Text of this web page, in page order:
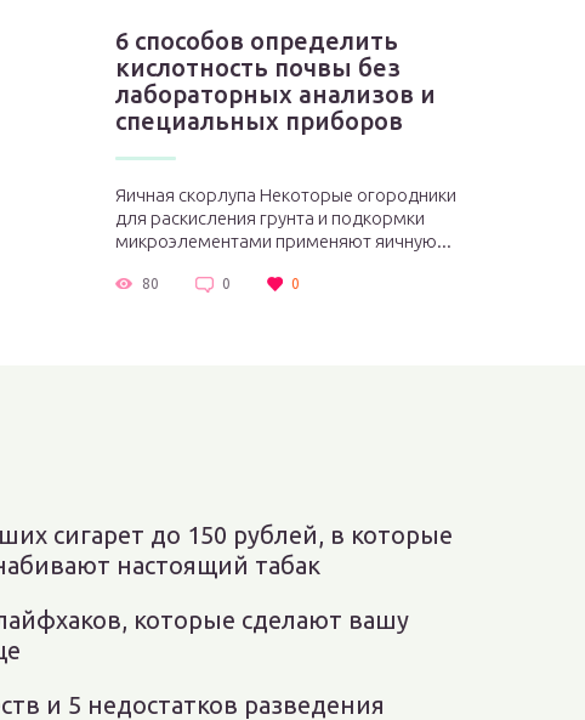
6 способов определить
кислотность почвы без
лабораторных анализов и
специальных приборов
Яичная скорлупа Некоторые огородники
для раскисления грунта и подкормки
микроэлементами применяют яичную...
80 0 0
сигарет до 150 рублей, в которые
настоящий табак
которые сделают вашу
и 5 недостатков разведения